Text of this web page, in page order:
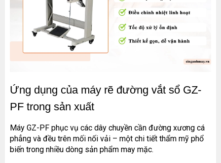
Ứng dụng của máy rẽ đường vắt sổ GZ-
PF trong sản xuất
Máy GZ-PF phục vụ các dây chuyền cần đường xương cá
phẳng và đều trên mối nối vải – một chi tiết thẩm mỹ phổ
biến trong nhiều dòng sản phẩm may mặc.